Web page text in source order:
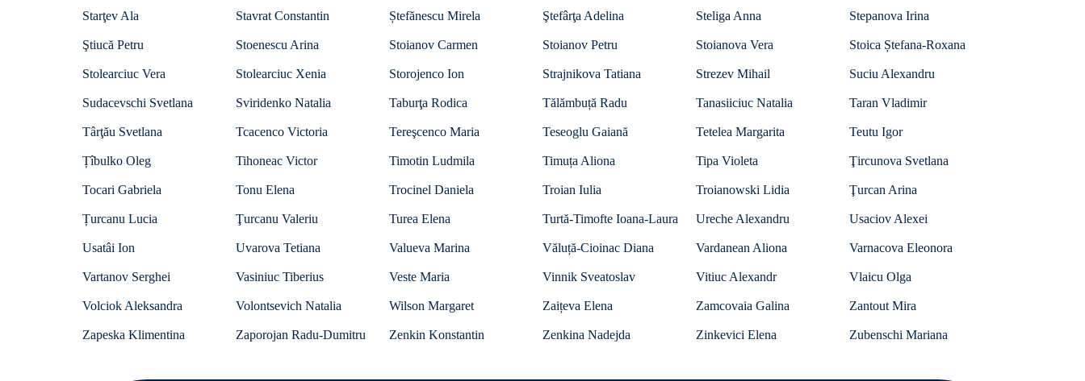
Starţev Ala Stavrat Constantin Ștefănescu Mirela Ştefârţa Adelina Steliga Anna Stepanova Irina
Ştiucă Petru Stoenescu Arina Stoianov Carmen Stoianov Petru Stoianova Vera Stoica Ștefana-Roxana
Stolearciuc Vera Stolearciuc Xenia Storojenco Ion Strajnikova Tatiana Strezev Mihail Suciu Alexandru
Sudacevschi Svetlana Sviridenko Natalia Taburţa Rodica Tălămbuță Radu Tanasiiciuc Natalia Taran Vladimir
Târţău Svetlana Tcacenco Victoria Tereşcenco Maria Teseoglu Gaiană Tetelea Margarita Teutu Igor
Țîbulko Oleg Tihoneac Victor Timotin Ludmila Timuța Aliona Tipa Violeta Ţircunova Svetlana
Tocari Gabriela Tonu Elena Trocinel Daniela Troian Iulia Troianowski Lidia Ţurcan Arina
Țurcanu Lucia Ţurcanu Valeriu Turea Elena Turtă-Timofte Ioana-Laura Ureche Alexandru Usaciov Alexei
Usatâi Ion Uvarova Tetiana Valueva Marina Văluță-Cioinac Diana Vardanean Aliona Varnacova Eleonora
Vartanov Serghei Vasiniuc Tiberius Veste Maria Vinnik Sveatoslav Vitiuc Alexandr Vlaicu Olga
Volciok Aleksandra Volontsevich Natalia Wilson Margaret Zaițeva Elena Zamcovaia Galina Zantout Mira
Zapeska Klimentina Zaporojan Radu-Dumitru Zenkin Konstantin Zenkina Nadejda Zinkevici Elena Zubenschi Mariana